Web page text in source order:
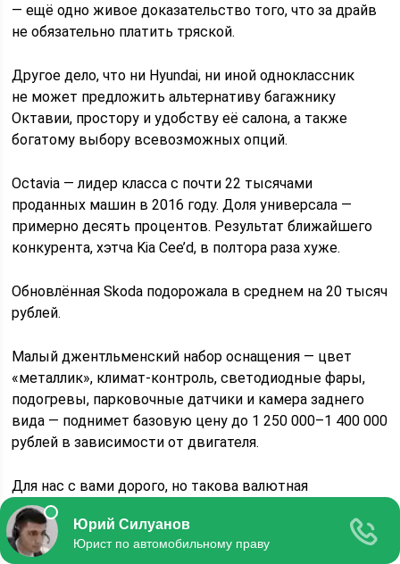
— ещё одно живое доказательство того, что за драйв
не обязательно платить тряской.
Другое дело, что ни Hyundai, ни иной одноклассник
не может предложить альтернативу багажнику
Октавии, простору и удобству её салона, а также
богатому выбору всевозможных опций.
Octavia — лидер класса с почти 22 тысячами
проданных машин в 2016 году. Доля универсала —
примерно десять процентов. Результат ближайшего
конкурента, хэтча Kia Cee’d, в полтора раза хуже.
Обновлённая Skoda подорожала в среднем на 20 тысяч
рублей.
Малый джентльменский набор оснащения — цвет
«металлик», климат-контроль, светодиодные фары,
подогревы, парковочные датчики и камера заднего
вида — поднимет базовую цену до 1 250 000–1 400 000
рублей в зависимости от двигателя.
Для нас с вами дорого, но такова валютная
конъюнктура. Если пересчитать эту сумму в евро
и сравнить, скажем, с числами на немецких ценниках,
получится, что в России невероятно дешёвая Octavia.